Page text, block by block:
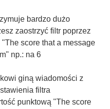
bardzo dużo
zaostrzyć filtr poprzez
score that a message
np.: na 6
giną wiadomości z
filtra
punktową "The score